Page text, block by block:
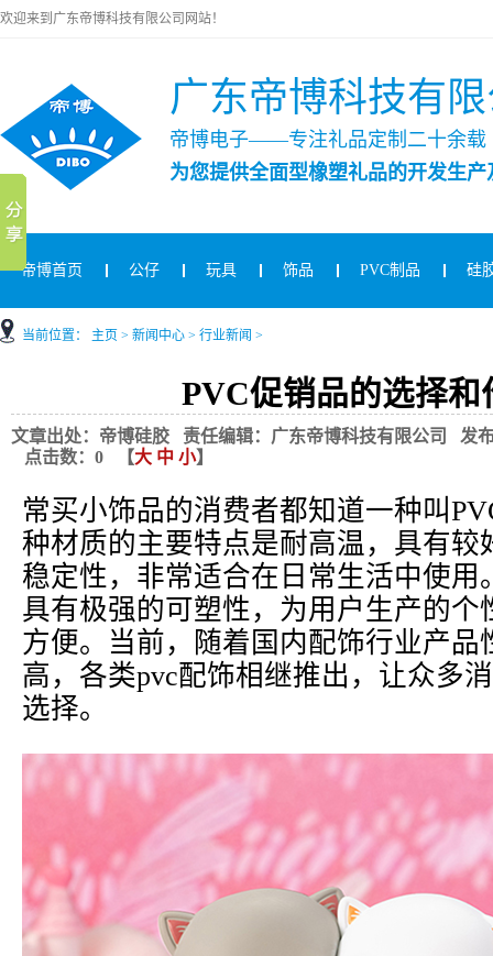
欢迎来到广东帝博科技有限公司网站！
广东帝博科技有
帝博电子——专注礼品定制二十余载
为您提供全面型橡塑礼品的开发生产
帝博首页 公仔 玩具 饰品 PVC制品 硅
当前位置： 主页 > 新闻中心 > 行业新闻 >
PVC促销品的选择和
文章出处：帝博硅胶 责任编辑：广东帝博科技有限公司 发布
点击数： 0 【大 中 小】
常买小饰品的消费者都知道一种叫
种材质的主要特点是耐高温，具有较
稳定性，非常适合在日常生活中使用
具有极强的可塑性，为用户生产的个
方便。当前，随着国内配饰行业产品
高，各类pvc配饰相继推出，让众多
选择。